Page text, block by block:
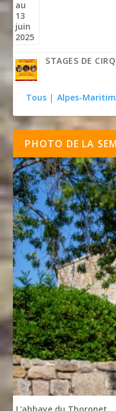
STAGES DE
Tous | Alpes-
PHOTO DE LA